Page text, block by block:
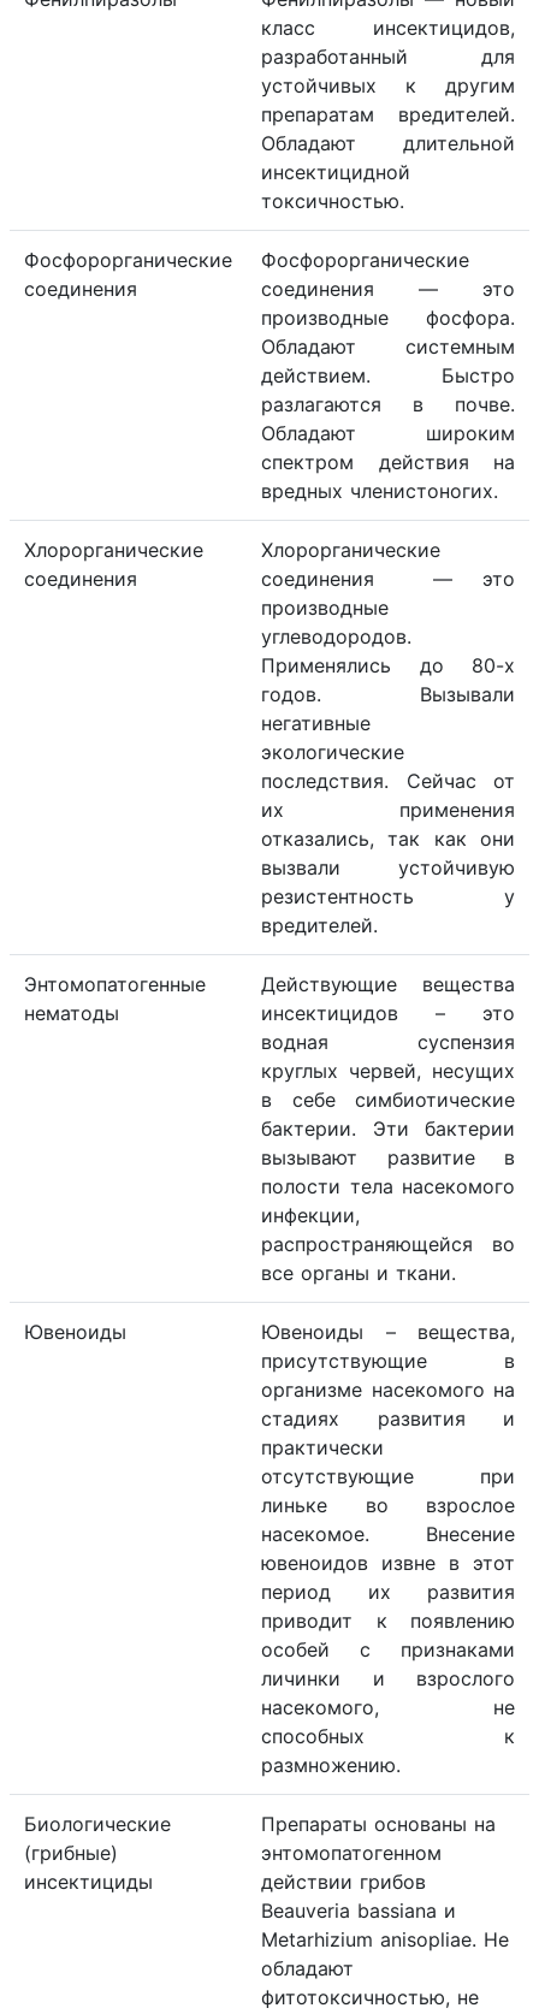
класс инсектицидов,
разработанный для
устойчивых к другим
препаратам вредителей.
Обладают длительной
инсектицидной
токсичностью.
Фосфорорганические
соединения
Фосфорорганические
соединения — это
производные фосфора.
Обладают системным
действием. Быстро
разлагаются в почве.
Обладают широким
спектром действия на
вредных членистоногих.
Хлорорганические
соединения
Хлорорганические
соединения — это
производные
углеводородов.
Применялись до 80-х
годов. Вызывали
негативные
экологические
последствия. Сейчас от
их применения
отказались, так как они
вызвали устойчивую
резистентность у
вредителей.
Энтомопатогенные
нематоды
Действующие вещества
инсектицидов – это
водная суспензия
круглых червей, несущих
в себе симбиотические
бактерии. Эти бактерии
вызывают развитие в
полости тела насекомого
инфекции,
распространяющейся во
все органы и ткани.
Ювеноиды
Ювеноиды – вещества,
присутствующие в
организме насекомого на
стадиях развития и
практически
отсутствующие при
линьке во взрослое
насекомое. Внесение
ювеноидов извне в этот
период их развития
приводит к появлению
особей с признаками
личинки и взрослого
насекомого, не
способных к
размножению.
Биологические
(грибные)
инсектициды
Препараты основаны на
энтомопатогенном
действии грибов
Beauveria bassiana и
Metarhizium anisopliae. Не
обладают
фитотоксичностью, не